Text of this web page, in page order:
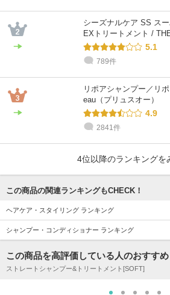
シーズナルケア SS ス
EXトリートメント /
5.1
789件
リポアシャンプー／リ
eau（プリュスオー）
4.9
2841件
4位以降のランキングを
この商品の関連ランキングもCHECK！
ヘアケア・スタイリング ランキング
シャンプー・コンディショナー ランキング
この商品を高評価している人のおすすめ
ストレートシャンプー&トリートメント[SOFT]